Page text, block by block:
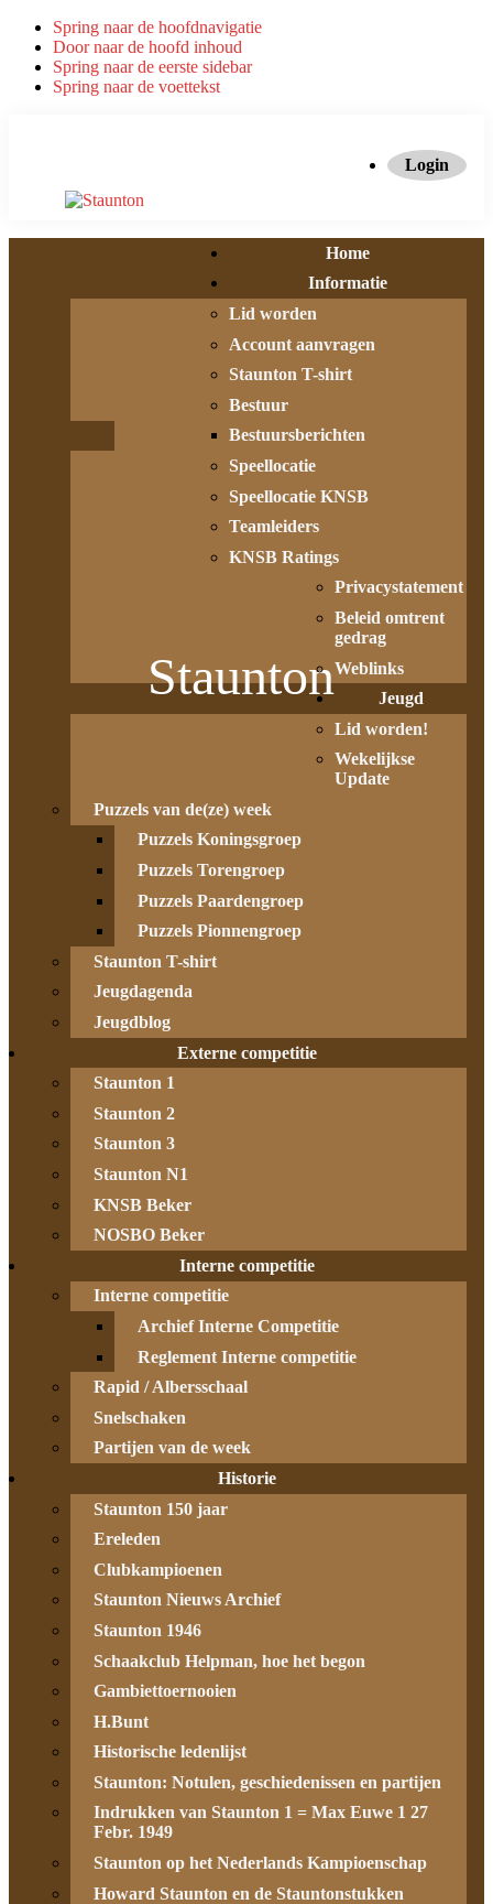
Spring naar de hoofdnavigatie
Door naar de hoofd inhoud
Spring naar de eerste sidebar
Spring naar de voettekst
Login
Staunton
Home
Informatie
Lid worden
Account aanvragen
Staunton T-shirt
Bestuur
Bestuursberichten
Speellocatie
Speellocatie KNSB
Teamleiders
KNSB Ratings
Privacystatement
Beleid omtrent
gedrag
Weblinks
Jeugd
Lid worden!
Wekelijkse
Update
Puzzels van de(ze) week
Puzzels Koningsgroep
Puzzels Torengroep
Puzzels Paardengroep
Puzzels Pionnengroep
Staunton T-shirt
Jeugdagenda
Jeugdblog
Externe competitie
Staunton 1
Staunton 2
Staunton 3
Staunton N1
KNSB Beker
NOSBO Beker
Interne competitie
Interne competitie
Archief Interne Competitie
Reglement Interne competitie
Rapid / Albersschaal
Snelschaken
Partijen van de week
Historie
Staunton 150 jaar
Ereleden
Clubkampioenen
Staunton Nieuws Archief
Staunton 1946
Schaakclub Helpman, hoe het begon
Gambiettoernooien
H.Bunt
Historische ledenlijst
Staunton: Notulen, geschiedenissen en partijen
Indrukken van Staunton 1 = Max Euwe 1 27
Febr. 1949
Staunton op het Nederlands Kampioenschap
Howard Staunton en de Stauntonstukken